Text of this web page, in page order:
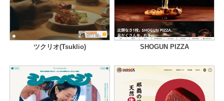
ツクリオ(Tsuklio) SHOGUN PIZZA